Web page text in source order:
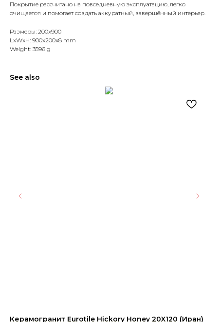
Покрытие рассчитано на повседневную эксплуатацию, легко
очищается и помогает создать аккуратный, завершённый интерьер.
Размеры: 200x900
LxWxH: 900x200x8 mm
Weight: 3596 g
See also
Керамогранит Eurotile Hickory Honey 20X120 (Иран)